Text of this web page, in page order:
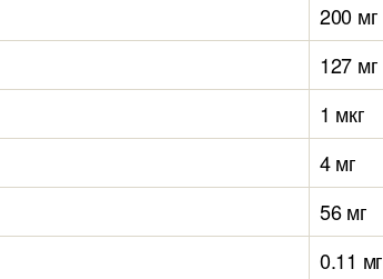
200 мг
127 мг
1 мкг
4 мг
56 мг
0.11 мг